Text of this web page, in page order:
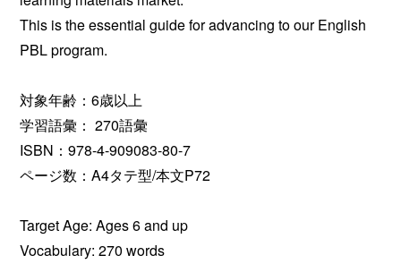
This is the essential guide for advancing to our English
PBL program.
対象年齢：6歳以上
学習語彙： 270語彙
ISBN：978-4-909083-80-7
ページ数：A4タテ型/本文P72
Target Age: Ages 6 and up
Vocabulary: 270 words